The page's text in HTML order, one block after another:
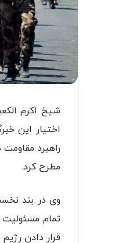
شیخ اکرم
اختیار این
راهبرد
مطرح کرد.
تمام مسئولیت
قرار دادن